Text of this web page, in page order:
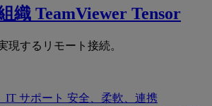
織 TeamViewer Tensor
現するリモート接続。
IT サポート 安全、柔軟、連携